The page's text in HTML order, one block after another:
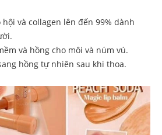
và collagen lên đến 99% dành
và hồng cho môi và núm vú.
hồng tự nhiên sau khi thoa.